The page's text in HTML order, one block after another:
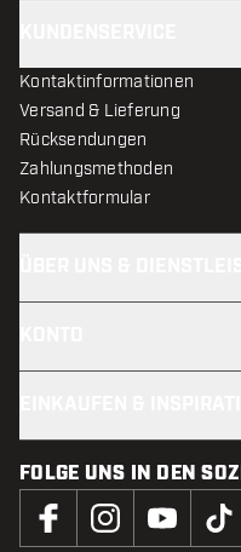
Kontaktinformationen
Versand & Lieferung
Rücksendungen
Zahlungsmethoden
Kontaktformular
FOLGE UNS IN DEN